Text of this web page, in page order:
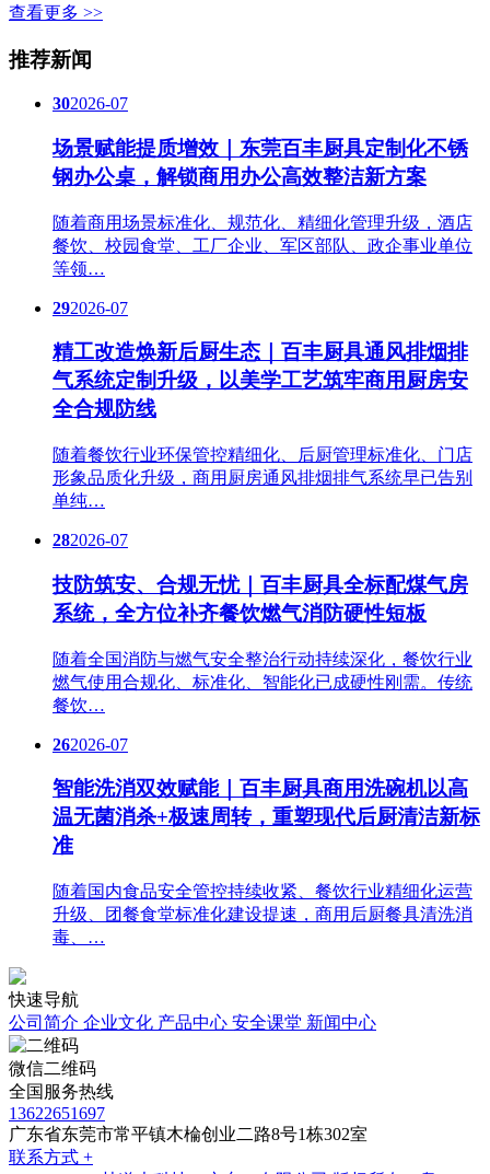
查看更多 >>
推荐新闻
302026-07
场景赋能提质增效｜东莞百丰厨具定制化不锈
钢办公桌，解锁商用办公高效整洁新方案
随着商用场景标准化、规范化、精细化管理升级，酒店
餐饮、校园食堂、工厂企业、军区部队、政企事业单位
等领…
292026-07
精工改造焕新后厨生态｜百丰厨具通风排烟排
气系统定制升级，以美学工艺筑牢商用厨房安
全合规防线
随着餐饮行业环保管控精细化、后厨管理标准化、门店
形象品质化升级，商用厨房通风排烟排气系统早已告别
单纯…
282026-07
技防筑安、合规无忧｜百丰厨具全标配煤气房
系统，全方位补齐餐饮燃气消防硬性短板
随着全国消防与燃气安全整治行动持续深化，餐饮行业
燃气使用合规化、标准化、智能化已成硬性刚需。传统
餐饮…
262026-07
智能洗消双效赋能｜百丰厨具商用洗碗机以高
温无菌消杀+极速周转，重塑现代后厨清洁新标
准
随着国内食品安全管控持续收紧、餐饮行业精细化运营
升级、团餐食堂标准化建设提速，商用后厨餐具清洗消
毒、…
快速导航
公司简介 企业文化 产品中心 安全课堂 新闻中心
微信二维码
全国服务热线
13622651697
广东省东莞市常平镇木棆创业二路8号1栋302室
联系方式 +